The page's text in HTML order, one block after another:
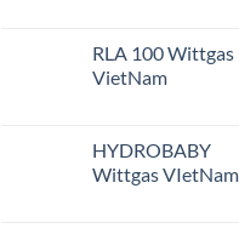
RLA 100 Wittgas
VietNam
HYDROBABY
Wittgas VIetNam